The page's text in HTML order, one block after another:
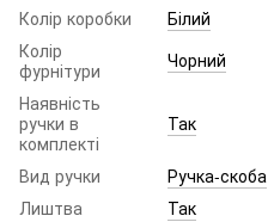
Колір коробки
Білий
Колір
фурнітури
Чорний
Наявність
ручки в
комплекті
Так
Вид ручки
Ручка-скоба
Лиштва
Так